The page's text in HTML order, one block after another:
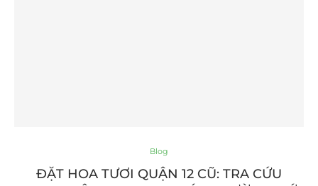
Blog
ĐẶT HOA TƯƠI QUẬN 12 CŨ: TRA CỨU